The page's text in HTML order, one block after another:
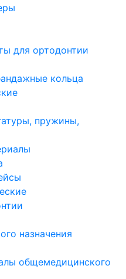
для ортодонтии
кольца
пружины,
назначения
общемедицинского